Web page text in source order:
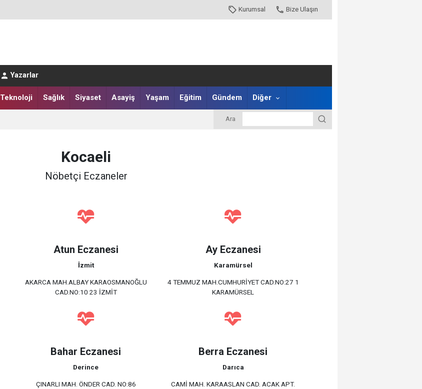
Kurumsal Bize Ulaşın
Yazarlar
Teknoloji Sağlık Siyaset Asayiş Yaşam Eğitim Gündem Diğer
Ara
Kocaeli
Nöbetçi Eczaneler
Atun Eczanesi
İzmit
AKARCA MAH.ALBAY KARAOSMANOĞLU
CAD.NO:10 23 İZMİT
Ay Eczanesi
Karamürsel
4 TEMMUZ MAH.CUMHURİYET CAD.NO:27 1
KARAMÜRSEL
Bahar Eczanesi
Derince
ÇINARLI MAH. ÖNDER CAD. NO:86
Berra Eczanesi
Darıca
CAMİ MAH. KARAASLAN CAD. ACAK APT.